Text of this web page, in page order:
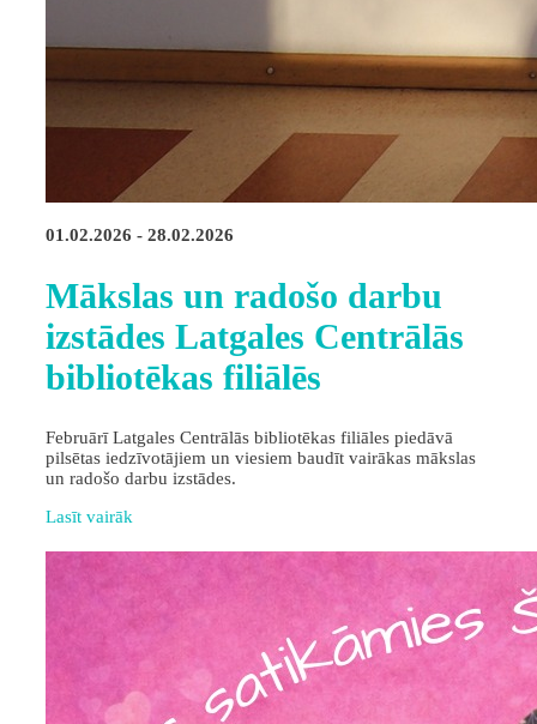
01.02.2026 - 28.02.2026
Mākslas un radošo darbu
izstādes Latgales Centrālās
bibliotēkas filiālēs
Februārī Latgales Centrālās bibliotēkas filiāles piedāvā
pilsētas iedzīvotājiem un viesiem baudīt vairākas mākslas
un radošo darbu izstādes.
Lasīt vairāk